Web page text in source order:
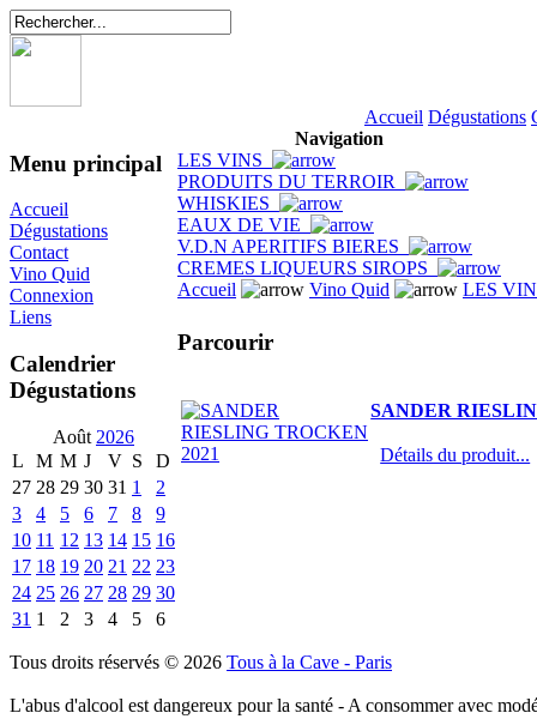
Accueil Dégustations
Menu principal
Accueil
Dégustations
Contact
Vino Quid
Connexion
Liens
Calendrier
Dégustations
Août 2026
L
M M J V S
D
27 28 29 30 31 1
2
3
4 5 6 7 8
9
10 11 12 13 14 15 16
17 18 19 20 21 22 23
24 25 26 27 28 29 30
31 1 2 3 4 5 6
Navigation
LES VINS
PRODUITS DU TERROIR
WHISKIES
EAUX DE VIE
V.D.N APERITIFS BIERES
CREMES LIQUEURS SIROPS
Accueil
Vino Quid LES
Parcourir
SANDER
Détails du produit...
Tous droits réservés © 2026 Tous à la Cave - Paris
L'abus d'alcool est dangereux pour la santé - A consommer avec